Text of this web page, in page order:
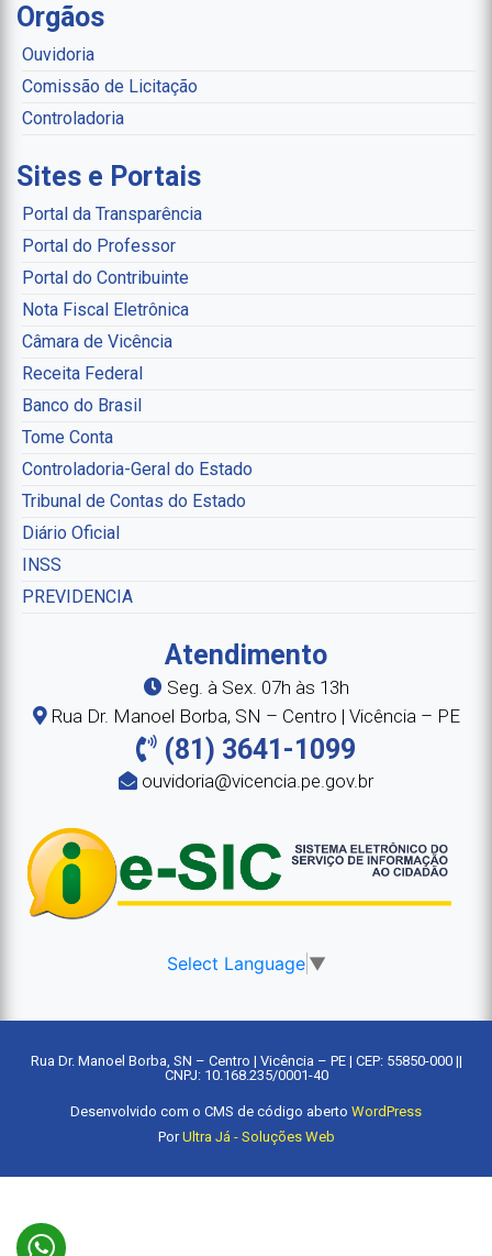
Orgãos
Ouvidoria
Comissão de Licitação
Controladoria
Sites e Portais
Portal da Transparência
Portal do Professor
Portal do Contribuinte
Nota Fiscal Eletrônica
Câmara de Vicência
Receita Federal
Banco do Brasil
Tome Conta
Controladoria-Geral do Estado
Tribunal de Contas do Estado
Diário Oficial
INSS
PREVIDENCIA
Atendimento
Seg. à Sex. 07h às 13h
Rua Dr. Manoel Borba, SN – Centro | Vicência – PE
(81) 3641-1099
ouvidoria@vicencia.pe.gov.br
Select Language ▼
Rua Dr. Manoel Borba, SN – Centro | Vicência – PE | CEP: 55850-000 ||
CNPJ: 10.168.235/0001-40
Desenvolvido com o CMS de código aberto WordPress
PorUltra Já - Soluções Web